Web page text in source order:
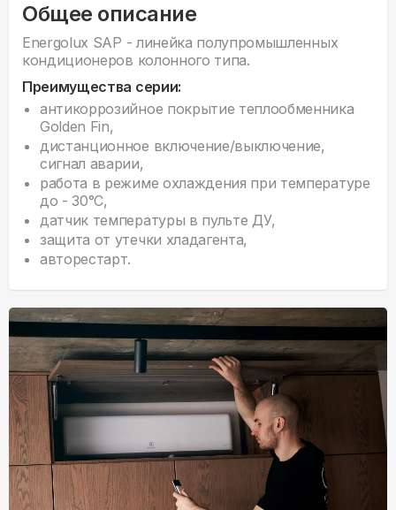
Общее описание
Energolux SAP - линейка полупромышленных
кондиционеров колонного типа.
Преимущества серии:
антикоррозийное покрытие теплообменника
Golden Fin,
дистанционное включение/выключение,
сигнал аварии,
работа в режиме охлаждения при температуре
до - 30°C,
датчик температуры в пульте ДУ,
защита от утечки хладагента,
авторестарт.